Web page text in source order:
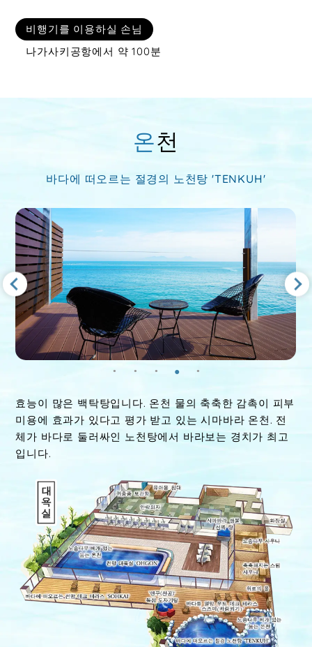
비행기를 이용하실 손님
나가사키공항에서 약 100분
온천
바다에 떠오르는 절경의 노천탕 'TENKUH'
효능이 많은 백탁탕입니다. 온천 물의 축축한 감촉이 피부
미용에 효과가 있다고 평가 받고 있는 시마바라 온천. 전
체가 바다로 둘러싸인 노천탕에서 바라보는 경치가 최고
입니다.